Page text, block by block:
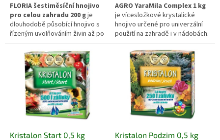
FLORIA šestiměsíční hnojivo
pro celou zahradu 200 gje
dlouhodobě působící hnojivo s
řízeným uvolňováním živin až po
dobu šesti měsíců. Postupné
uvolňování živin reaguje na
teplotu a vlhkost půdy, takže
rostliny přijímají výživu
průběžně podle své potřeby.
Hnojivo podporuje stabilní růst,
zdravé olistění a celkovou
vitalitu rostlin v zahradních
výsadbách.
AGRO YaraMila Complex 1 kg
je vícesložkové krystalické
hnojivo určené pro univerzální
použití na zahradě i v nádobách.
Obsahuje vyvážený poměr
základních živin a mikroprvků,
které podporují rovnoměrný
růst, pevnou stavbu pletiv a
celkovou vitalitu rostlin během
vegetace. Díky vodorozpustné
formě umožňuje přesné
dávkování a rychlou reakci
porostu.
Kristalon Start 0,5 kg Kristalon Podzim 0,5 kg